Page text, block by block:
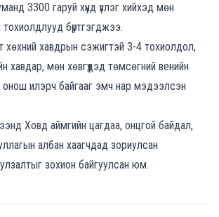
3300 гаруй хүнд үзлэг хийхэд мөн
бүртгэгджээ.
хөхний хавдрын сэжигтэй 3-4 тохиолдол,
хавдар, мөн хөвгүүдэд төмсөгний венийн
онош илэрч байгааг эмч нар мэдээлсэн
Ховд аймгийн цагдаа, онцгой байдал,
албан хаагчдад зориулсан
зохион байгуулсан юм.